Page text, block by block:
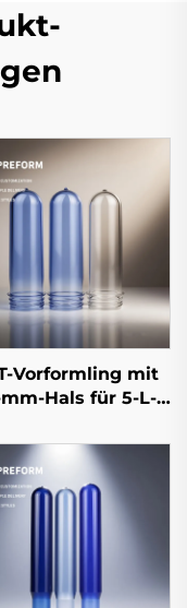
Vorformling mit
Hals für 5-L-,
100 %
reiner
Vorformling